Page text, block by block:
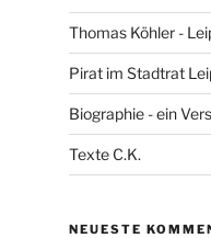
Thomas Köhler -
Pirat im Stadtrat
Biographie - ein
Texte C.K.
NEUESTE